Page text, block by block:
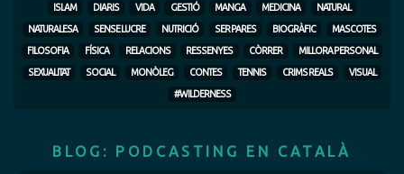
ISLAM
DIARIS VIDA GESTIÓ MANGA MEDICINA
NATURAL
NATURALESA
SENSE LUCRE NUTRICIÓ SER PARES BIOGRÀFIC
MASCOTES
FILOSOFIA
FÍSICA RELACIONS RESSENYES CÒRRER
MILLORA PERSONAL
SEXUALITAT
SOCIAL MONÒLEG CONTES TENNIS CRIMS REALS
VISUAL
#WILDERNESS
BLOG: PODCASTING EN CATALÀ